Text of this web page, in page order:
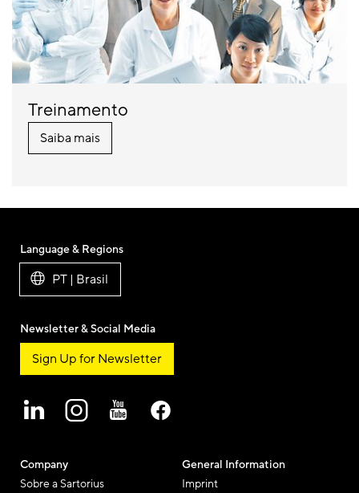
Treinamento
Saiba mais
Company
Sobre a Sartorius
General Information
Imprint
Language & Regions
PT | Brasil
Newsletter & Social Media
Sign Up for Newsletter